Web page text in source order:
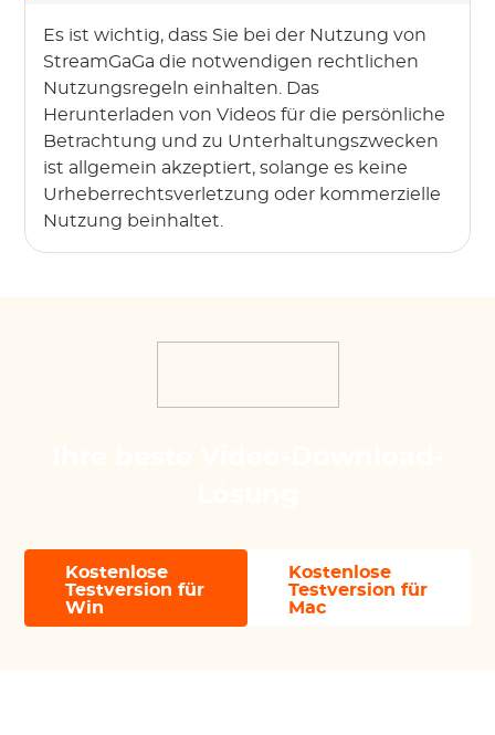
Es ist wichtig, dass Sie bei der Nutzung von
StreamGaGa die notwendigen rechtlichen
Nutzungsregeln einhalten. Das
Herunterladen von Videos für die persönliche
Betrachtung und zu Unterhaltungszwecken
ist allgemein akzeptiert, solange es keine
Urheberrechtsverletzung oder kommerzielle
Nutzung beinhaltet.
Kostenlose
Testversion für
Win
Kostenlose
Testversion für
Mac